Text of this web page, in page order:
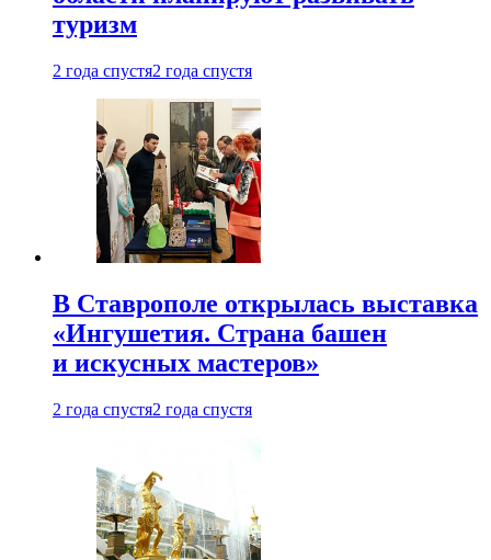
туризм
2 года спустя2 года спустя
В Ставрополе открылась выставка
«Ингушетия. Страна башен
и искусных мастеров»
2 года спустя2 года спустя